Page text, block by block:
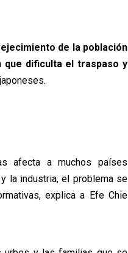
de la población
que dificulta el traspaso y
afecta a muchos países
la industria, el problema se
explica a Efe Chie